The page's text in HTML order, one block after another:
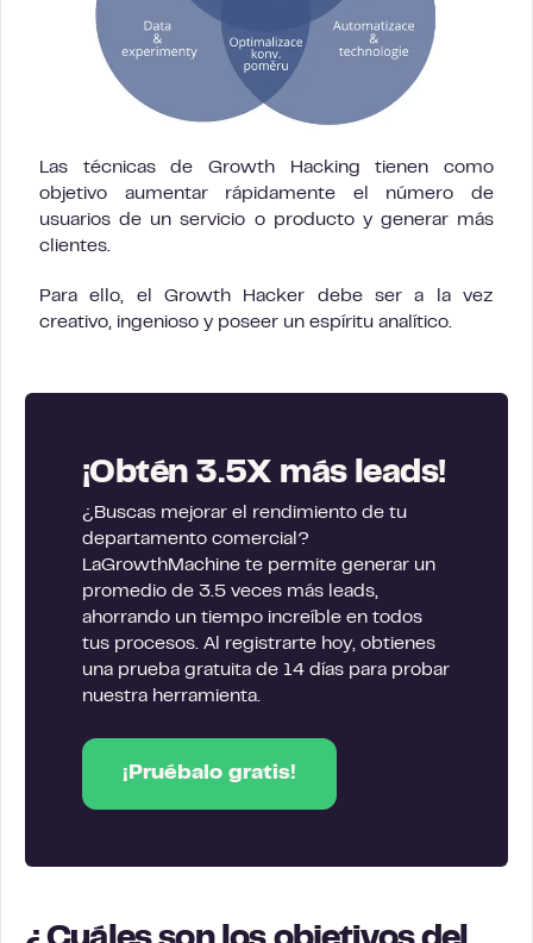
Las técnicas de Growth Hacking tienen como
objetivo aumentar rápidamente el número de
usuarios de un servicio o producto y generar más
clientes.
Para ello, el Growth Hacker debe ser a la vez
creativo, ingenioso y poseer un espíritu analítico.
¡Obtén 3.5X más leads!
¿Buscas mejorar el rendimiento de tu
departamento comercial?
LaGrowthMachine te permite generar un
promedio de 3.5 veces más leads,
ahorrando un tiempo increíble en todos
tus procesos. Al registrarte hoy, obtienes
una prueba gratuita de 14 días para probar
nuestra herramienta.
¡Pruébalo gratis!